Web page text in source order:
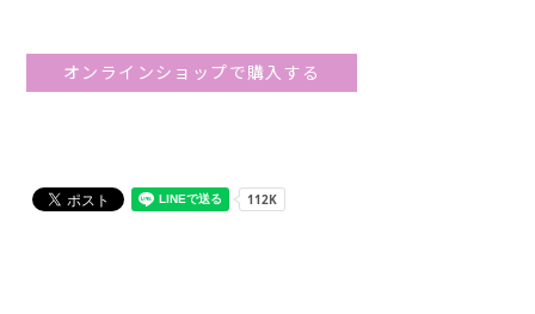
オンラインショップで購入する